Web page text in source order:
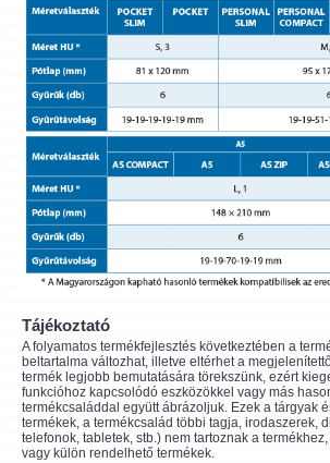
Tájékoztató
A folyamatos termékfejlesztés következtében a
beltartalma változhat, illetve eltérhet a
termék legjobb bemutatására törekszünk, ezért
funkcióhoz kapcsolódó eszközökkel vagy más
termékcsaláddal együtt ábrázoljuk. Ezek a tárgyak
termékek, a termékcsalád többi tagja, irodaszerek,
telefonok, tabletek, stb.) nem tartoznak a
vagy külön rendelhető termékek.